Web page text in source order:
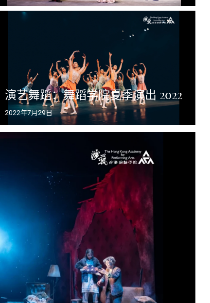
演艺舞蹈：舞蹈学院夏季演出 2022
2022年7月29日